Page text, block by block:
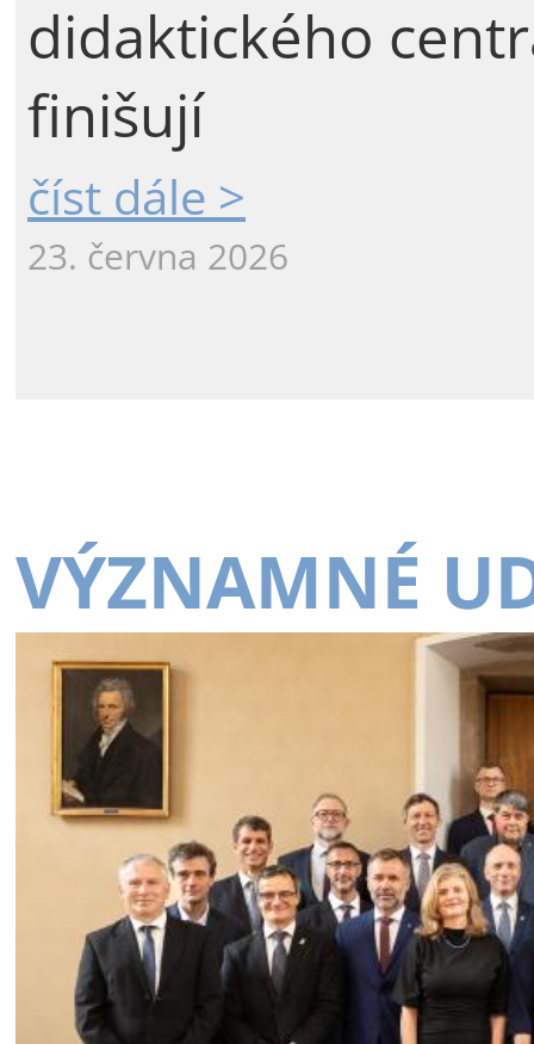
didaktického
finišují
číst dále >
23. června 2026
VÝZNAMNÉ